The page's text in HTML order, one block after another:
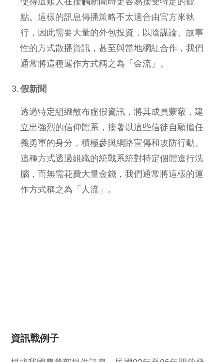
點。這樣的訊息傳播策略不太適合由官方來執
行，因此需要大量的外包投資，以陰謀論、故事
性的方式散播資訊，甚至與當地網紅合作，我們
通常將這種運作方式稱之為「金流」。
假新聞
透過特定組織散布虛假資訊，將其成員蒙蔽，建
立出強烈的信仰體系，接著以這些信徒自願擔任
義勇軍的身分，積極參與網路宣傳和攻防行動。
這種方式透過組織的統戰系統對特定個體進行洗
腦，而無需花費大量金錢，我們通常將這樣的運
作方式稱之為「人流」。
資訊戰例子